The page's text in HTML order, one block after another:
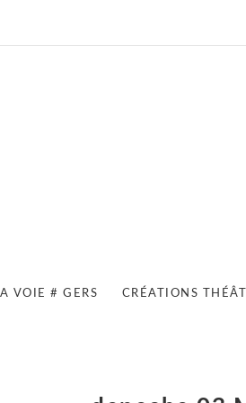
VOIE # GERS CRÉATIONS